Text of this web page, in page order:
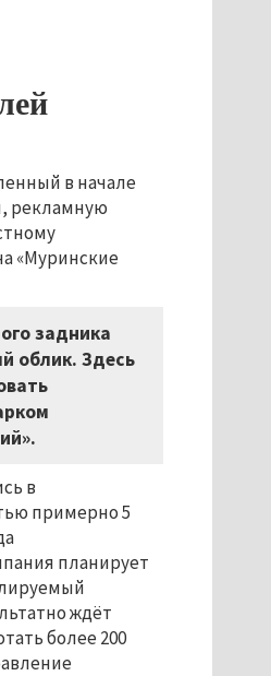
в начале
рекламную
«Муринские
задника
облик. Здесь
в
примерно 5
планирует
ждёт
более 200